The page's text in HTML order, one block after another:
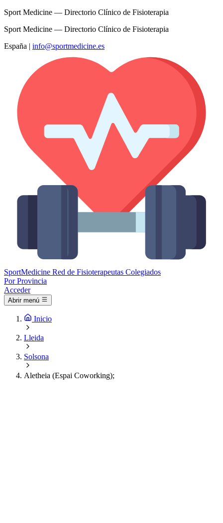
Sport Medicine — Directorio Clínico de Fisioterapia
Sport Medicine — Directorio Clínico de Fisioterapia
España | info@sportmedicine.es
SportMedicine Red de Fisioterapeutas Colegiados
Por Provincia
Acceder
Abrir menú
Inicio
Lleida
Solsona
Aletheia (Espai Coworking);